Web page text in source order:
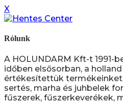
X
Rólunk
A HOLUNDARM Kft-t 1991-
időben elsősorban, a
értékesítettük
sertés, marha és juhbelek
fűszerek, fűszerkeverékek,